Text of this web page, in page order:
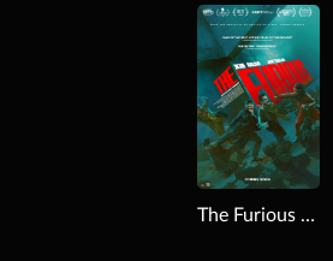
The Furious 2025